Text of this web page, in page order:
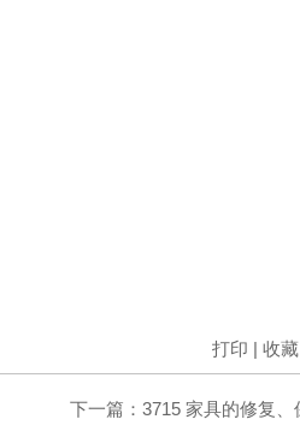
打印 | 收藏
下一篇： 3715 家具的修复、